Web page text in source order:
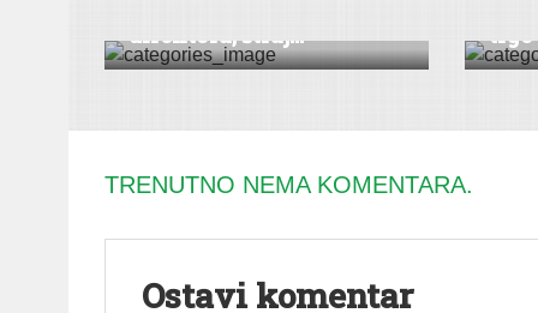
direktora, štraj...
TRENUTNO NEMA KOMENTARA.
Ostavi komentar